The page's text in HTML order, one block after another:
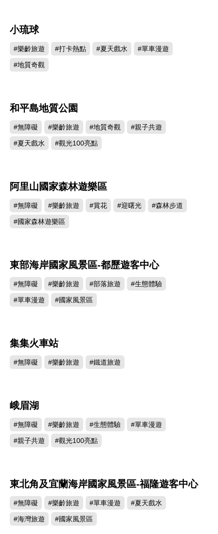
小琉球
#樂齡旅遊 #打卡熱點 #夏天戲水 #單車漫遊
#地質奇觀
和平島地質公園
#無障礙 #樂齡旅遊 #地質奇觀 #親子共遊
#夏天戲水 #觀光100亮點
阿里山國家森林遊樂區
#無障礙 #樂齡旅遊 #賞花 #迎曙光 #森林步道
#國家森林遊樂區
575576
東部海岸國家風景區-都歷遊客中心
#無障礙 #樂齡旅遊 #部落旅遊 #生態體驗
#單車漫遊 #國家風景區
集集火車站
#無障礙 #樂齡旅遊 #鐵道旅遊
峨眉湖
#無障礙 #樂齡旅遊 #生態體驗 #單車漫遊
#親子共遊 #觀光100亮點
502444
東北角及宜蘭海岸國家風景區-福隆遊客中心
#無障礙 #樂齡旅遊 #單車漫遊 #夏天戲水
#海灣旅遊 #國家風景區